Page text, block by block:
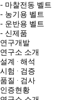
- 마찰전동 벨트
- 농기용 벨트
- 운반용 벨트
- 신제품
연구개발
연구소 소개
설계 · 해석
시험 · 검증
품질 · 검사
인증현황